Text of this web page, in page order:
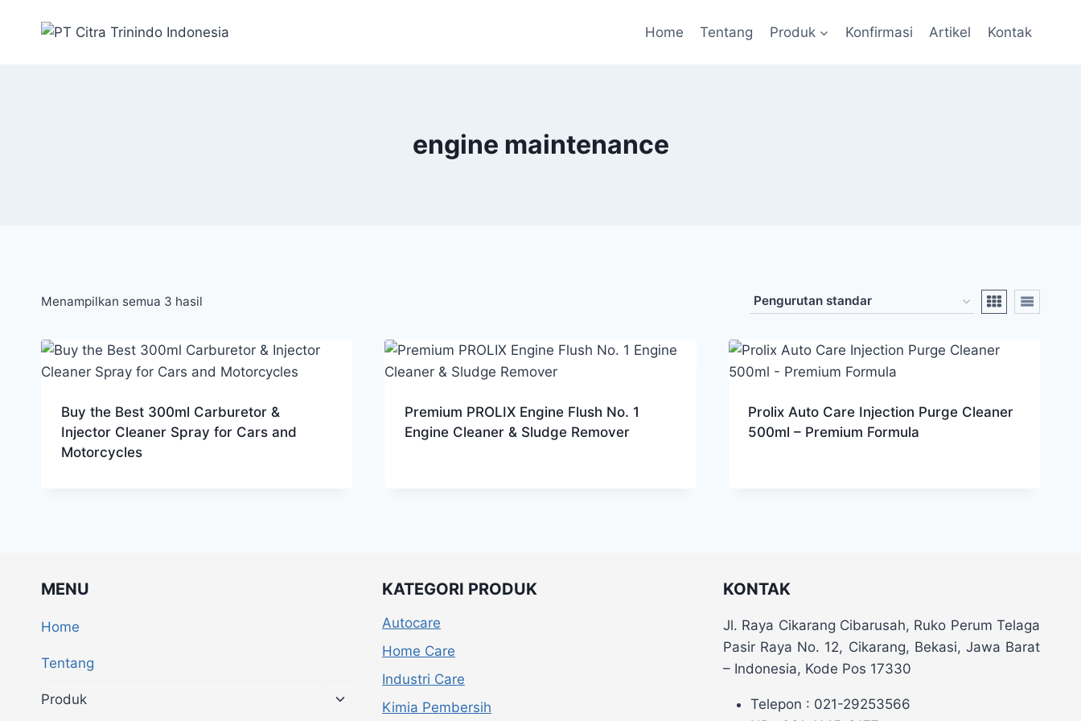
Home Tentang Produk Konfirmasi Artikel Kontak
engine maintenance
Menampilkan semua 3 hasil
Buy the Best 300ml Carburetor &
Injector Cleaner Spray for Cars and
Motorcycles
Premium PROLIX Engine Flush No. 1
Engine Cleaner & Sludge Remover
Prolix Auto Care Injection Purge Cleaner
500ml – Premium Formula
MENU
Home
Tentang
Produk
KATEGORI PRODUK
Autocare
Home Care
Industri Care
Kimia Pembersih
KONTAK
Jl. Raya Cikarang Cibarusah, Ruko Perum Telaga
Pasir Raya No. 12, Cikarang, Bekasi, Jawa Barat
– Indonesia, Kode Pos 17330
Telepon : 021-29253566